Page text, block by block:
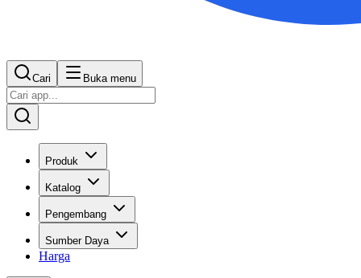
Cari Buka menu
Produk
Katalog
Pengembang
Sumber Daya
Harga